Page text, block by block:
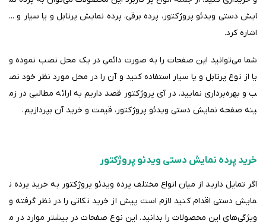
ایش دستی ویدئو پروژکتور، پرده برقی، پرده نمایش پرتابل و یا سیار و ...
اشاره کرد.
شما می‌توانید این صفحات را به صورت دائمی در یک محل نصب نموده و
یا از نوع پرتابل و یا سیار استفاده کنید و آن را در محل مورد نظر خود نص
ب و بهره‌برداری نمایید. در آی پروژکتور قصد داریم به ارائه مطالبی در زم
ینه صفحه نمایش دستی ویدئو پروژکتور، قیمت و خرید آن بپردازیم.
خرید پرده نمایش دستی ویدئو پروژکتور
اگر تمایل دارید از میان انواع مختلف پرده ویدئو پروژکتور به خرید پرده ن
مایش دستی اقدام کنید لازم است پیش‌ از خرید نکاتی را در نظر گرفته و
ویژگی‌های این محصولات را بدانید. این نوع صفحات در بیشتر موارد در م